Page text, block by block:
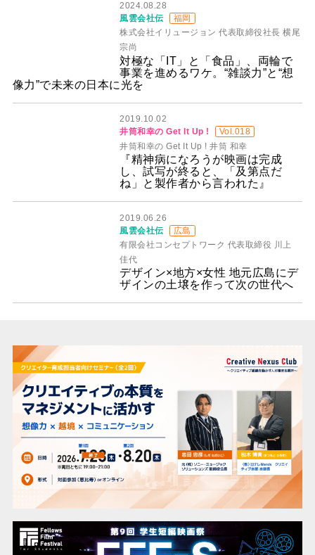
2024.08.28
風雲会社伝
福岡
株式会社イリュージョン 代表取締役社長 横尾
宗尚
対極な「IT」と「食品」、両輪で
事業を進めるワケ。“雑談力”と“想
像力”で未来の日本に光を
2019.10.02
井筒和幸の Get It Up !
Vol.018
井筒和幸の Get It Up ! 井筒 和幸
『精神病になろうが映画は完成
し、試写が終ると、「及第点だ
ね」と製作者から言われた』
2019.06.26
風雲会社伝
広島
有限会社コンセプトワーク 代表取締役 川上
佳代
デザイン×地方×女性 地元広島にデ
ザインの土壌を作って次の世代へ